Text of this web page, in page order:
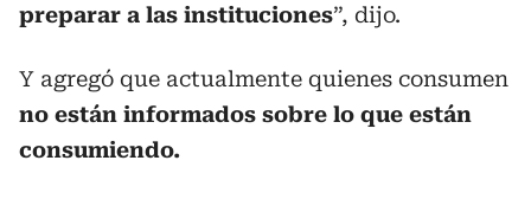
preparar a las instituciones”, dijo.
Y agregó que actualmente quienes consumen
no están informados sobre lo que están
consumiendo.